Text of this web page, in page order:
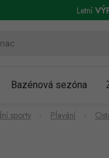
Vrácení a reklamace
Letní
Bazénová sezóna
sporty Plavání